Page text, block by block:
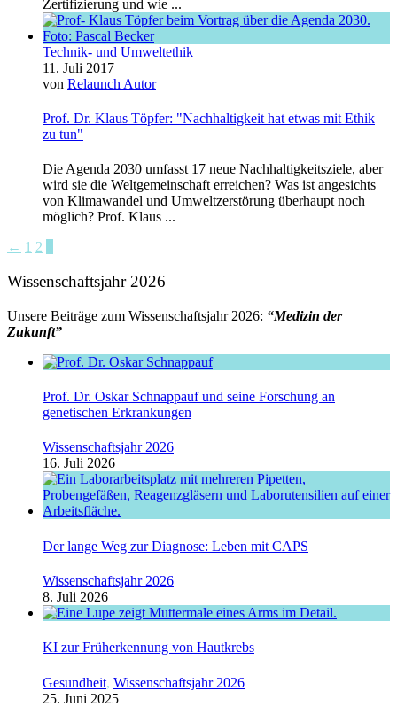
Zertifizierung und wie ...
Technik- und Umweltethik
11. Juli 2017
von Relaunch Autor
Prof. Dr. Klaus Töpfer: "Nachhaltigkeit hat etwas mit Ethik
zu tun"
Die Agenda 2030 umfasst 17 neue Nachhaltigkeitsziele, aber
wird sie die Weltgemeinschaft erreichen? Was ist angesichts
von Klimawandel und Umweltzerstörung überhaupt noch
möglich? Prof. Klaus ...
← 1 2
Wissenschaftsjahr 2026
Unsere Beiträge zum Wissenschaftsjahr 2026: “Medizin der
Zukunft”
Prof. Dr. Oskar Schnappauf und seine Forschung an
genetischen Erkrankungen
Wissenschaftsjahr 2026
16. Juli 2026
Der lange Weg zur Diagnose: Leben mit CAPS
Wissenschaftsjahr 2026
8. Juli 2026
KI zur Früherkennung von Hautkrebs
Gesundheit, Wissenschaftsjahr 2026
25. Juni 2025